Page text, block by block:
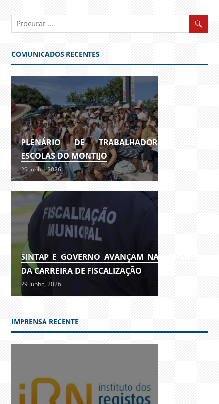
COMUNICADOS RECENTES
PLENÁRIO DE TRABALHADORES DAS
ESCOLAS DO MONTIJO
29 Junho, 2026
SINTAP E GOVERNO AVANÇAM NA REVISÃO
DA CARREIRA DE FISCALIZAÇÃO
29 Junho, 2026
IMPRENSA RECENTE